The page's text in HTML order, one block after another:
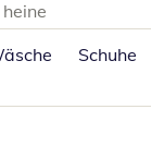
Schuhe